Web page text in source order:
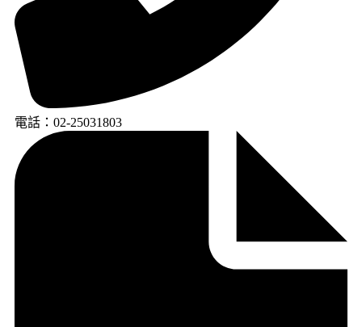
電話：02-25031803